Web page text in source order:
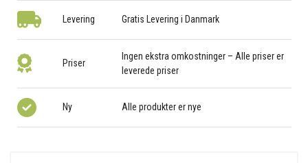
Levering Gratis Levering i Danmark
Priser
Ingen ekstra omkostninger – Alle priser er
leverede priser
Ny Alle produkter er nye